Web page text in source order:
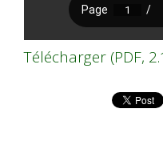
Télécharger (PDF,